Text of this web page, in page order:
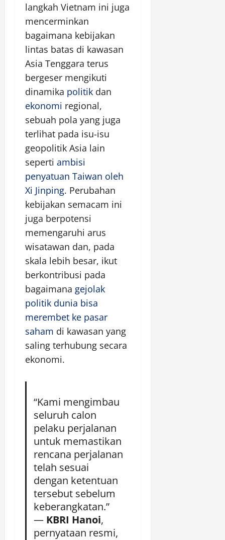
langkah Vietnam ini juga
mencerminkan
bagaimana kebijakan
lintas batas di kawasan
Asia Tenggara terus
bergeser mengikuti
dinamika politik dan
ekonomi regional,
sebuah pola yang juga
terlihat pada isu-isu
geopolitik Asia lain
seperti ambisi
penyatuan Taiwan oleh
Xi Jinping. Perubahan
kebijakan semacam ini
juga berpotensi
memengaruhi arus
wisatawan dan, pada
skala lebih besar, ikut
berkontribusi pada
bagaimana gejolak
politik dunia bisa
merembet ke pasar
saham di kawasan yang
saling terhubung secara
ekonomi.
“Kami mengimbau
seluruh calon
pelaku perjalanan
untuk memastikan
rencana perjalanan
telah sesuai
dengan ketentuan
tersebut sebelum
keberangkatan.”
— KBRI Hanoi,
pernyataan resmi,